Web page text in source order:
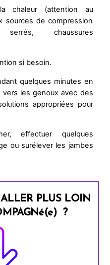
chaleur (attention au
sources de compression
chaussures
si besoin.
quelques minutes en
les genoux avec des
appropriées pour
effectuer quelques
ou surélever les jambes
PLUS LOIN
?